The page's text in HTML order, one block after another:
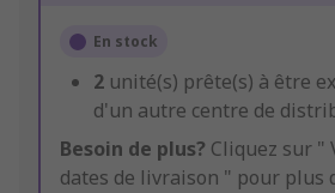
En stock
2 unité(s) prête(s) à être
d'un autre centre de
Besoin de plus? Cliquez sur "
dates de livraison " pour plus